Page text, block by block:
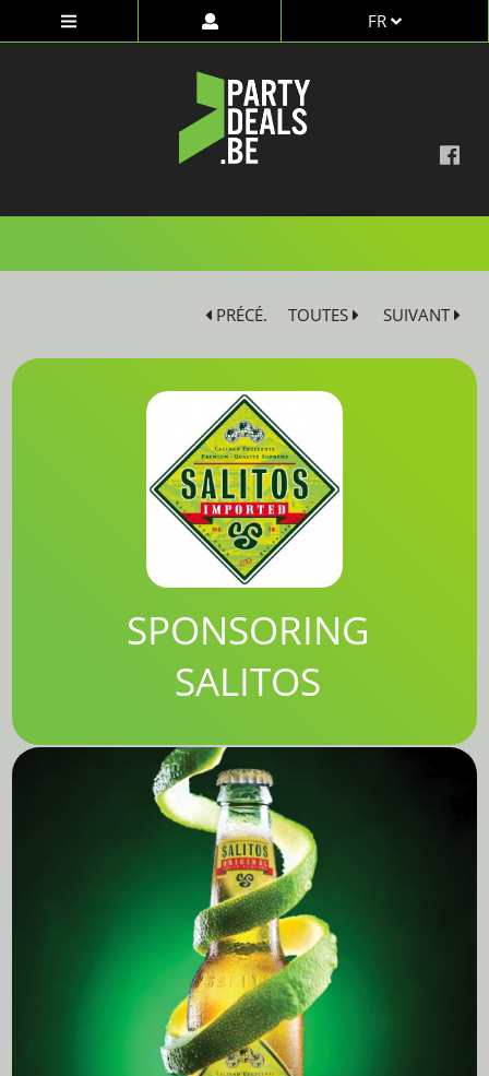
FR
PRÉCÉ. TOUTES SUIVANT
SPONSORING
SALITOS